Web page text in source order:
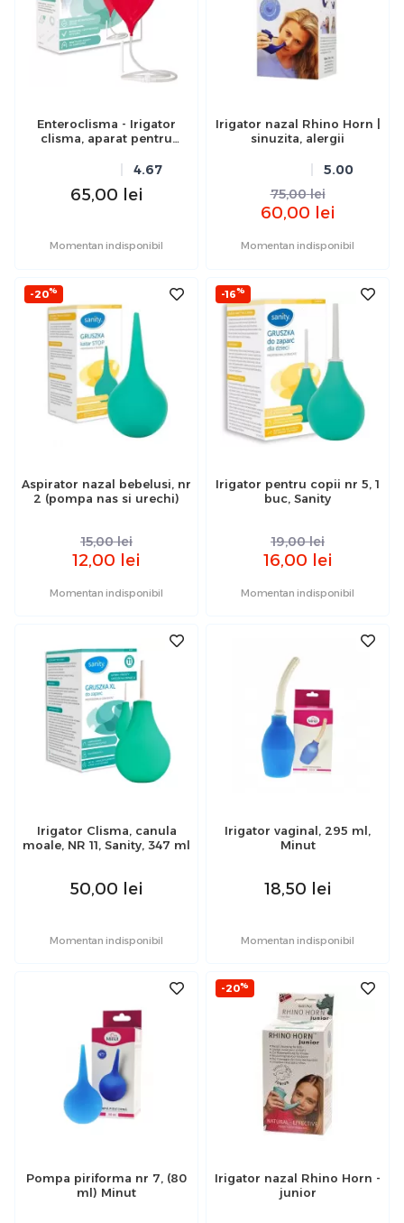
Enteroclisma - Irigator
clisma, aparat pentru
4.67
65,00 lei
Momentan indisponibil
Irigator nazal Rhino Horn |
sinuzita, alergii
5.00
75,00 lei
60,00 lei
Momentan indisponibil
-20%
Aspirator nazal bebelusi, nr
2 (pompa nas si urechi)
15,00 lei
12,00 lei
Momentan indisponibil
-16%
Irigator pentru copii nr 5, 1
buc, Sanity
19,00 lei
16,00 lei
Momentan indisponibil
Irigator Clisma, canula
moale, NR 11, Sanity, 347 ml
50,00 lei
Momentan indisponibil
Irigator vaginal, 295 ml,
Minut
18,50 lei
Momentan indisponibil
Pompa piriforma nr 7, (80
ml) Minut
-20%
Irigator nazal Rhino Horn -
junior